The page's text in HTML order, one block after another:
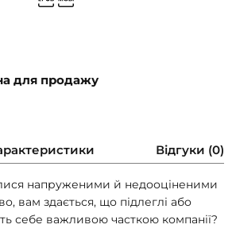
для продажу
Відгуки (0)
напруженими й недооціненими
вам здається, що підлеглі або
себе важливою часткою компанії?